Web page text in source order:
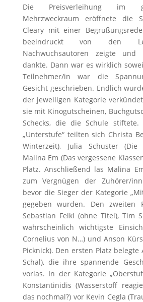
Die Preisverleihung im
Mehrzweckraum eröffnete die
Cleary mit einer
beeindruckt von den
Nachwuchsautoren zeigte und
dankte. Dann war es wirklich
Teilnehmer/in war die
Gesicht geschrieben. Endlich
der jeweiligen Kategorie
sie mit Kinogutscheinen,
Schecks, die die Schule
„Unterstufe“ teilten sich Christa
Winterzeit), Julia Schuster (Die
Malina Em (Das vergessene
Platz. Anschließend las Malina
zum Vergnügen der Zuhörer/
bevor die Sieger der Kategorie
gegeben wurden. Den zweiten
Sebastian Felkl (ohne Titel), Tim
wahrscheinlich wichtigste
Cornelius von N…) und Anson
Picknick). Den ersten Platz belegte
Schal), die ihre spannende
vorlas. In der Kategorie
Konstantinidis (Wasserstoff
das nochmal?) vor Kevin Cegla